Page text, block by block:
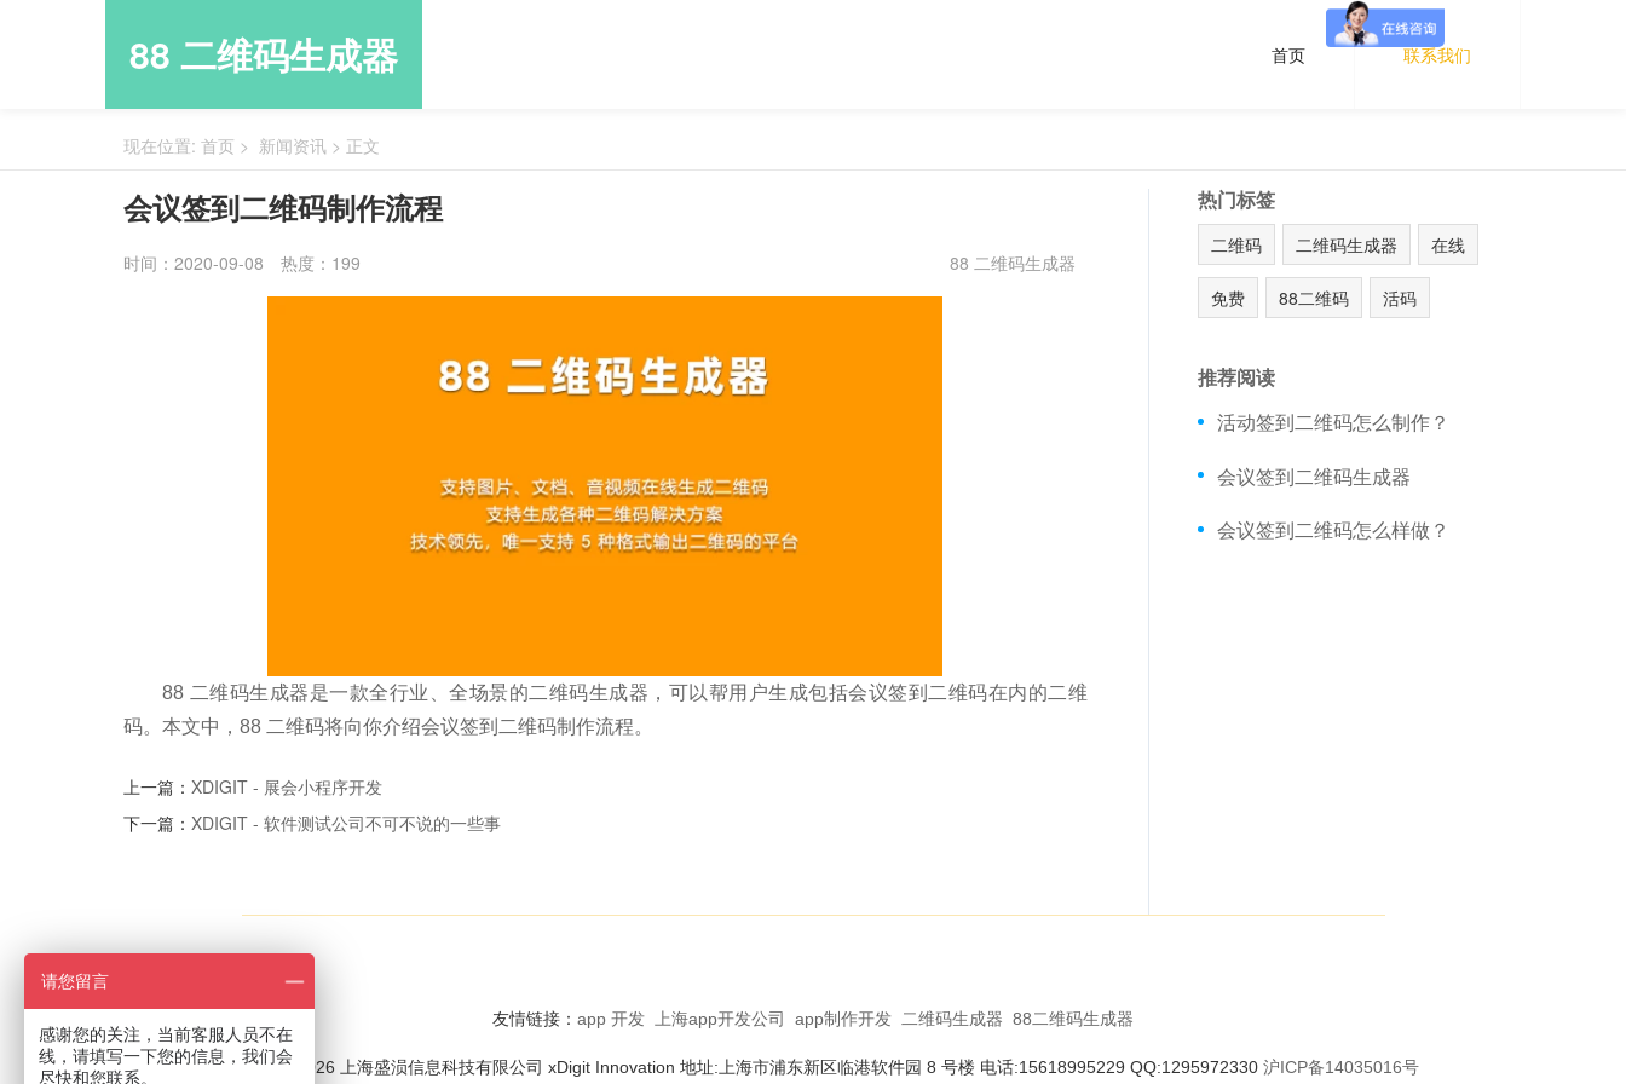
88 二维码生成器 首页 联系我们
现在位置: 首页 > 新闻资讯 > 正文
会议签到二维码制作流程
时间：2020-09-08 88 二维码生成器
热度：199
88 二维码生成器是一款全行业、全场景的二维码生成器，可以帮用户生成包括会议签到二维码在内的二维
码。本文中，88 二维码将向你介绍会议签到二维码制作流程。
上一篇： XDIGIT - 展会小程序开发
下一篇： XDIGIT - 软件测试公司不可不说的一些事
热门标签
二维码 二维码生成器 在线
免费 88二维码 活码
推荐阅读
活动签到二维码怎么制作？
会议签到二维码生成器
会议签到二维码怎么样做？
友情链接： app 开发 上海app开发公司 app制作开发 二维码生成器 88二维码生成器
版权所有 © 2026 上海盛涢信息科技有限公司 xDigit Innovation 地址:上海市浦东新区临港软件园 8 号楼 电话:15618995229 QQ:1295972330 沪ICP备14035016号
请您留言
感谢您的关注，当前客服人员不在
线，请填写一下您的信息，我们会
尽快和您联系。